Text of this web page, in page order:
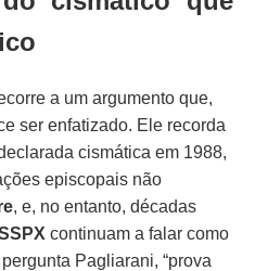
a um argumento que,
ser enfatizado. Ele recorda
cismática em 1988,
episcopais não
, e, no entanto, décadas
continuam a falar como
Pagliarani, “prova